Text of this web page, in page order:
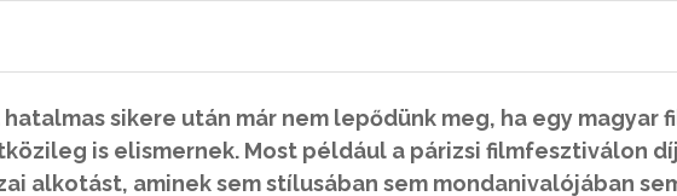
hatalmas sikere után már nem lepődünk meg, ha egy magyar
is elismernek. Most például a párizsi filmfesztiválon
alkotást, aminek sem stílusában sem mondanivalójában